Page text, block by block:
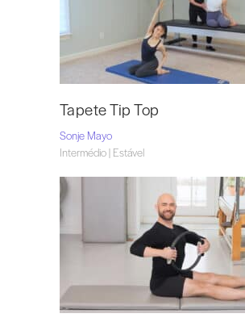
Tapete Tip Top
Sonje Mayo
Intermédio | Estável